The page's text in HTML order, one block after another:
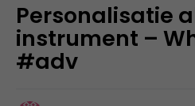
Personalisatie
instrument –
#adv